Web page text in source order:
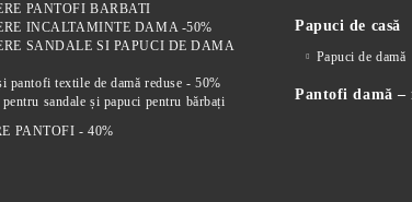
PANTOFI BARBATI
INCALTAMINTE DAMA -50%
SANDALE SI PAPUCI DE DAMA
pantofi textile de damă reduse - 50%
sandale și papuci pentru bărbați
PANTOFI - 40%
Papuci de casă
Papuci de damă
Pantofi damă